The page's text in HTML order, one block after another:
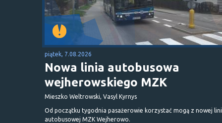
piątek, 7.08.2026
Nowa linia autobusowa
wejherowskiego MZK
Mieszko Weltrowski, Vasyl Kyrnys
Od początku tygodnia pasażerowie korzystać mogą z nowej
autobusowej MZK Wejherowo.